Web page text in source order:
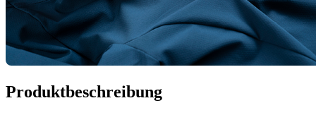
Produktbeschreibung